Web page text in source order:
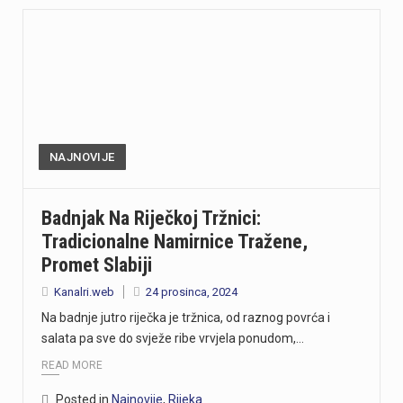
NAJNOVIJE
Badnjak Na Riječkoj Tržnici:
Tradicionalne Namirnice Tražene,
Promet Slabiji
Kanalri.web 24 prosinca, 2024
Na badnje jutro riječka je tržnica, od raznog povrća i
salata pa sve do svježe ribe vrvjela ponudom,…
READ MORE
Posted in Najnovije, Rijeka